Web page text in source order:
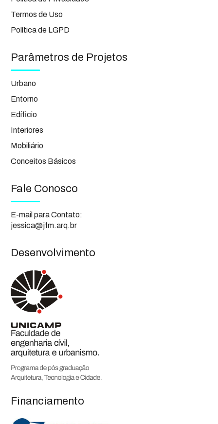
Termos de Uso
Política de LGPD
Parâmetros de Projetos
Urbano
Entorno
Edíficio
Interiores
Mobiliário
Conceitos Básicos
Fale Conosco
E-mail para Contato:
jessica@jfm.arq.br
Desenvolvimento
Financiamento